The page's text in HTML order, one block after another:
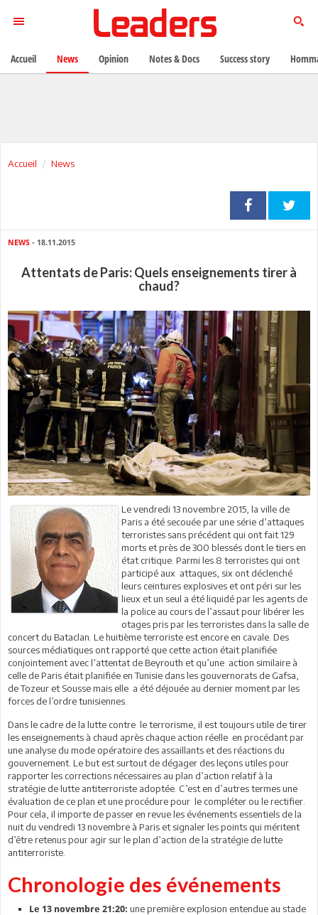
Accueil News
NEWS - 18.11.2015
Attentats de Paris: Quels enseignements tirer à
chaud?
Le vendredi 13 novembre 2015, la ville de
Paris a été secouée par une série d’attaques
terroristes sans précédent qui ont fait 129
morts et près de 300 blessés dont le tiers en
état critique. Parmi les 8 terroristes qui ont
participé aux attaques, six ont déclenché
leurs ceintures explosives et ont péri sur les
lieux et un seul a été liquidé par les agents de
la police au cours de l’assaut pour libérer les
otages pris par les terroristes dans la salle de
concert du Bataclan. Le huitième terroriste est encore en cavale. Des
sources médiatiques ont rapporté que cette action était planifiée
conjointement avec l’attentat de Beyrouth et qu’une action similaire à
celle de Paris était planifiée en Tunisie dans les gouvernorats de Gafsa,
de Tozeur et Sousse mais elle a été déjouée au dernier moment par les
forces de l’ordre tunisiennes.
Dans le cadre de la lutte contre le terrorisme, il est toujours utile de tirer
les enseignements à chaud après chaque action réelle en procédant par
une analyse du mode opératoire des assaillants et des réactions du
gouvernement. Le but est surtout de dégager des leçons utiles pour
rapporter les corrections nécessaires au plan d’action relatif à la
stratégie de lutte antiterroriste adoptée. C’est en d’autres termes une
évaluation de ce plan et une procédure pour le compléter ou le rectifier.
Pour cela, il importe de passer en revue les événements essentiels de la
nuit du vendredi 13 novembre à Paris et signaler les points qui méritent
d’être retenus pour agir sur le plan d’action de la stratégie de lutte
antiterroriste.
Chronologie des événements
Le 13 novembre 21:20: une première explosion entendue au stade
Accueil News Opinion Notes & Docs Success story